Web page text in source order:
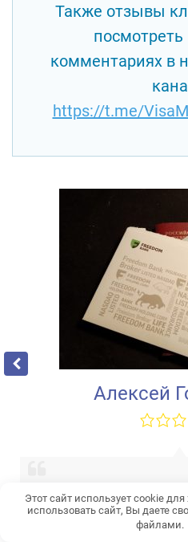
Также отзывы
посмотреть
комментариях в
https://t.me/
Алексей
Этот сайт использует cookie
использовать сайт, Вы даете
файлами.